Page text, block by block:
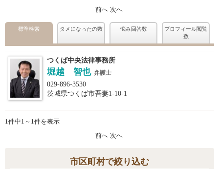
前へ 次へ
標準検索 タメになったの数 悩み回答数
プロフィール閲覧
数
つくば中央法律事務所
堀越 智也 弁護士
029-896-3530
茨城県つくば市吾妻1-10-1
1件中1～1件を表示
前へ 次へ
市区町村で絞り込む